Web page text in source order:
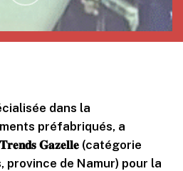
dans la
préfabriqués, a
𝐆𝐚𝐳𝐞𝐥𝐥𝐞 (catégorie
province de Namur) pour la